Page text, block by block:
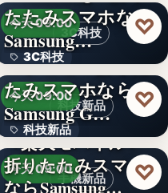
文字
3C科技
今天 09:00
3C科技
文字
たたみスマホなら
Samsung…
♡
科技新品
今天 09:00
科技新品
文字
＜ドコモ＞折りた
たみスマホなら
Samsung G…
♡
手機新品
今天 09:00
＜楽天モバイル＞
折りたたみスマホ
ならSamsung…
♡